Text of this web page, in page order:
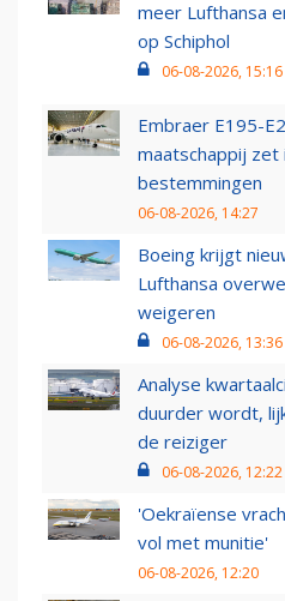
meer Lufthansa
op Schiphol
06-08-2026, 15:16
Embraer E195-
maatschappij zet
bestemmingen
06-08-2026, 14:27
Boeing krijgt
Lufthansa
weigeren
06-08-2026, 13:36
Analyse
duurder wordt,
de reiziger
06-08-2026, 12:22
'Oekraïense
vol met munitie'
06-08-2026, 12:20